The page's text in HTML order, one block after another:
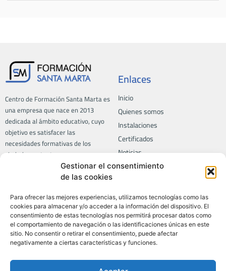
Gestionar el consentimiento
de las cookies
Para ofrecer las mejores experiencias, utilizamos tecnologías como las
cookies para almacenar y/o acceder a la información del dispositivo. El
consentimiento de estas tecnologías nos permitirá procesar datos como
el comportamiento de navegación o las identificaciones únicas en este
sitio. No consentir o retirar el consentimiento, puede afectar
negativamente a ciertas características y funciones.
Centro de Formación Santa Marta es
una empresa que nace en 2013
dedicada al ámbito educativo, cuyo
objetivo es satisfacer las
necesidades formativas de los
ciudadanos, tanto a empresas como
Enlaces
Inicio
Quienes somos
Instalaciones
Certificados
Noticias
Contacto
Formación
Todos los cursos
Certificados de profesionalidad
Informática
Privacidad
Aviso legal
Política de privacidad
Política de calidad
Política de SGSI